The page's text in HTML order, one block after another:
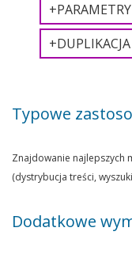
Typowe
Znajdowanie najlepszych
(dystrybucja treści,
Dodatkowe